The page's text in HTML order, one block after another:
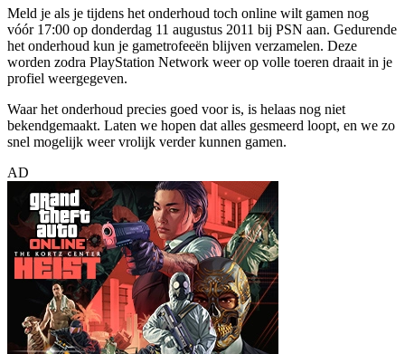
Meld je als je tijdens het onderhoud toch online wilt gamen nog
vóór 17:00 op donderdag 11 augustus 2011 bij PSN aan. Gedurende
het onderhoud kun je gametrofeeën blijven verzamelen. Deze
worden zodra PlayStation Network weer op volle toeren draait in je
profiel weergegeven.
Waar het onderhoud precies goed voor is, is helaas nog niet
bekendgemaakt. Laten we hopen dat alles gesmeerd loopt, en we zo
snel mogelijk weer vrolijk verder kunnen gamen.
AD